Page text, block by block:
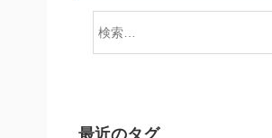
最近のタグ